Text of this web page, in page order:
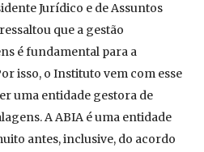
Jurídico e de Assuntos
que a gestão
é fundamental para a
isso, o Instituto vem com esse
uma entidade gestora de
A ABIA é uma entidade
antes, inclusive, do acordo